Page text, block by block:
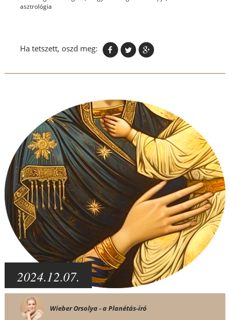
asztrológia
Ha tetszett, oszd meg:
2024.12.07.
Wieber Orsolya - a Planétás-író